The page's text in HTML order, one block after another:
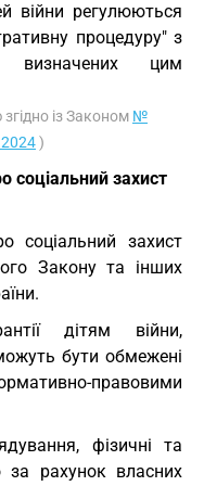
війни регулюються
процедуру" з
визначених цим
із Законом №
)
соціальний захист
соціальний захист
Закону та інших
дітям війни,
бути обмежені
правовими
фізичні та
рахунок власних